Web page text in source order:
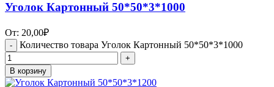
Уголок Картонный 50*50*3*1000
От: 20,00₽
Количество товара Уголок Картонный 50*50*3*1000
В корзину